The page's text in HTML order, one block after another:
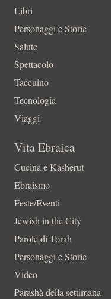
Libri
Personaggi e Storie
Salute
Spettacolo
Taccuino
Tecnologia
Viaggi
Vita Ebraica
Cucina e Kasherut
Ebraismo
Feste/Eventi
Jewish in the City
Parole di Torah
Personaggi e Storie
Video
Parashà della settimana